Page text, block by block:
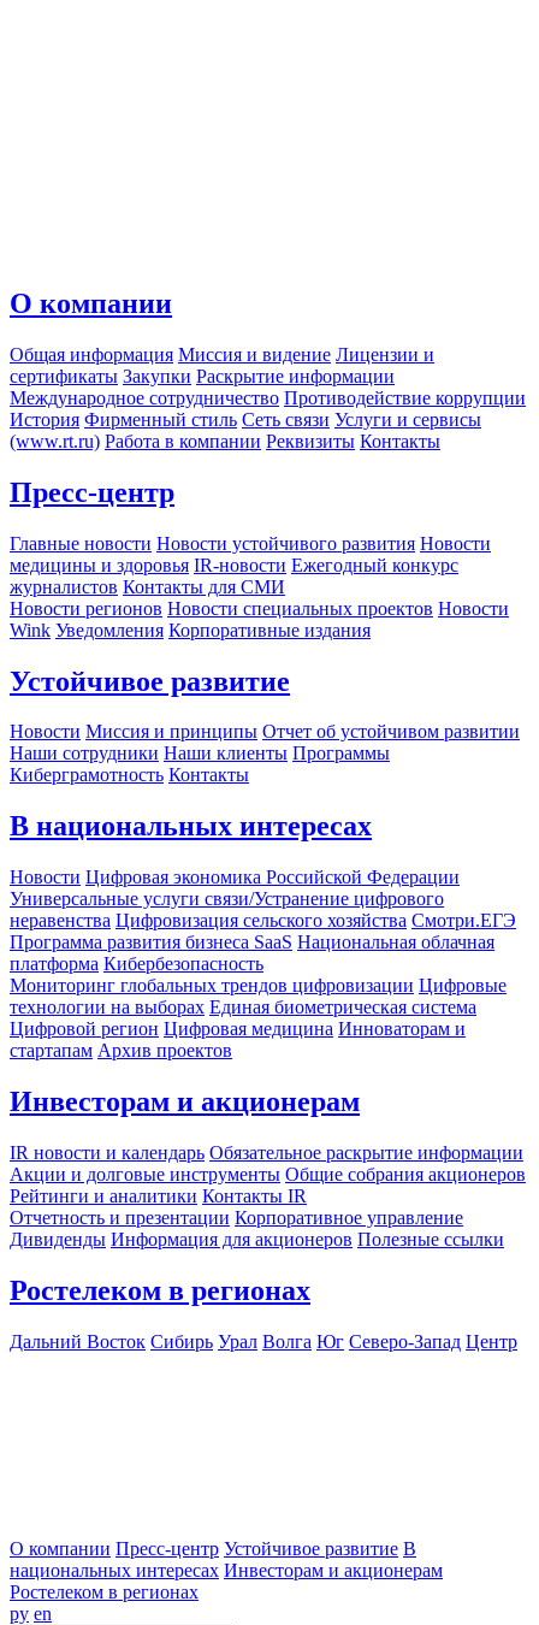
О компании
Общая информация Миссия и видение Лицензии и
сертификаты Закупки Раскрытие информации
Международное сотрудничество Противодействие коррупции
История Фирменный стиль Сеть связи Услуги и сервисы
(www.rt.ru) Работа в компании Реквизиты Контакты
Пресс-центр
Главные новости Новости устойчивого развития Новости
медицины и здоровья IR-новости Ежегодный конкурс
журналистов Контакты для СМИ
Новости регионов Новости специальных проектов Новости
Wink Уведомления Корпоративные издания
Устойчивое развитие
Новости Миссия и принципы Отчет об устойчивом развитии
Наши сотрудники Наши клиенты Программы
Киберграмотность Контакты
В национальных интересах
Новости Цифровая экономика Российской Федерации
Универсальные услуги связи/Устранение цифрового
неравенства Цифровизация сельского хозяйства Смотри.ЕГЭ
Программа развития бизнеса SaaS Национальная облачная
платформа Кибербезопасность
Мониторинг глобальных трендов цифровизации Цифровые
технологии на выборах Единая биометрическая система
Цифровой регион Цифровая медицина Инноваторам и
стартапам Архив проектов
Инвесторам и акционерам
IR новости и календарь Обязательное раскрытие информации
Акции и долговые инструменты Общие собрания акционеров
Рейтинги и аналитики Контакты IR
Отчетность и презентации Корпоративное управление
Дивиденды Информация для акционеров Полезные ссылки
Ростелеком в регионах
Дальний Восток Сибирь Урал Волга Юг Северо-Запад Центр
О компании Пресс-центр Устойчивое развитие В
национальных интересах Инвесторам и акционерам
Ростелеком в регионах
ру en